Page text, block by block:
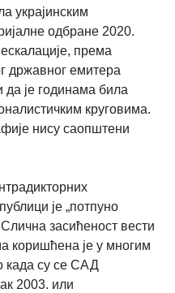
украјинским
одбране 2020.
према
државног емитера
да је годинама била
круговима.
нису саопштени
је „потпуно
засићеност вести
коришћена је у многим
када су се САД
2003. или